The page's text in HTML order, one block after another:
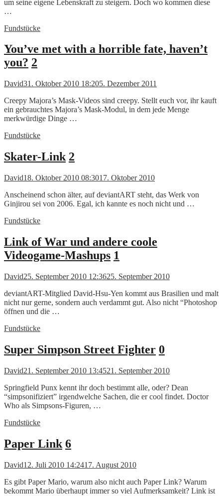
um seine eigene Lebenskraft zu steigern. Doch wo kommen diese
…
Fundstücke
You’ve met with a horrible fate, haven’t
you? 2
David31. Oktober 2010 18:205. Dezember 2011
Creepy Majora’s Mask-Videos sind creepy. Stellt euch vor, ihr kauft
ein gebrauchtes Majora’s Mask-Modul, in dem jede Menge
merkwürdige Dinge …
Fundstücke
Skater-Link 2
David18. Oktober 2010 08:3017. Oktober 2010
Anscheinend schon älter, auf deviantART steht, das Werk von
Ginjirou sei von 2006. Egal, ich kannte es noch nicht und …
Fundstücke
Link of War und andere coole
Videogame-Mashups 1
David25. September 2010 12:3625. September 2010
deviantART-Mitglied David-Hsu-Yen kommt aus Brasilien und malt
nicht nur gerne, sondern auch verdammt gut. Also nicht “Photoshop
öffnen und die …
Fundstücke
Super Simpson Street Fighter 0
David21. September 2010 13:4521. September 2010
Springfield Punx kennt ihr doch bestimmt alle, oder? Dean
“simpsonifiziert” irgendwelche Sachen, die er cool findet. Doctor
Who als Simpsons-Figuren, …
Fundstücke
Paper Link 6
David12. Juli 2010 14:2417. August 2010
Es gibt Paper Mario, warum also nicht auch Paper Link? Warum
bekommt Mario überhaupt immer so viel Aufmerksamkeit? Link ist